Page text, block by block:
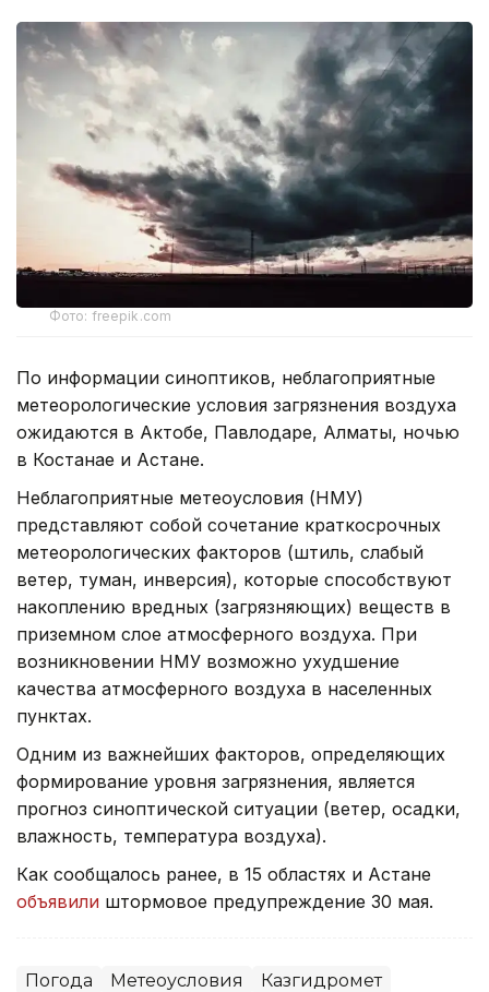
Фото: freepik.com
По информации синоптиков, неблагоприятные
метеорологические условия загрязнения воздуха
ожидаются в Актобе, Павлодаре, Алматы, ночью
в Костанае и Астане.
Неблагоприятные метеоусловия (НМУ)
представляют собой сочетание краткосрочных
метеорологических факторов (штиль, слабый
ветер, туман, инверсия), которые способствуют
накоплению вредных (загрязняющих) веществ в
приземном слое атмосферного воздуха. При
возникновении НМУ возможно ухудшение
качества атмосферного воздуха в населенных
пунктах.
Одним из важнейших факторов, определяющих
формирование уровня загрязнения, является
прогноз синоптической ситуации (ветер, осадки,
влажность, температура воздуха).
Как сообщалось ранее, в 15 областях и Астане
объявили штормовое предупреждение 30 мая.
Погода Метеоусловия Казгидромет